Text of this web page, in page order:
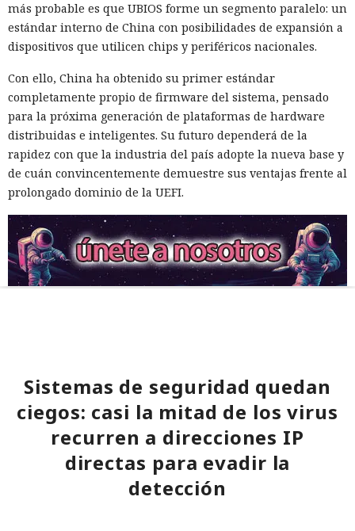
más probable es que UBIOS forme un segmento paralelo: un
estándar interno de China con posibilidades de expansión a
dispositivos que utilicen chips y periféricos nacionales.
Con ello, China ha obtenido su primer estándar
completamente propio de firmware del sistema, pensado
para la próxima generación de plataformas de hardware
distribuidas e inteligentes. Su futuro dependerá de la
rapidez con que la industria del país adopte la nueva base y
de cuán convincentemente demuestre sus ventajas frente al
prolongado dominio de la UEFI.
Sistemas de seguridad quedan
ciegos: casi la mitad de los virus
recurren a direcciones IP
directas para evadir la
detección